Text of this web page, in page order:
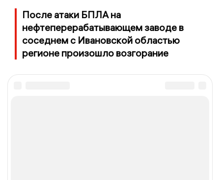
После атаки БПЛА на
нефтеперерабатывающем заводе в
соседнем с Ивановской областью
регионе произошло возгорание